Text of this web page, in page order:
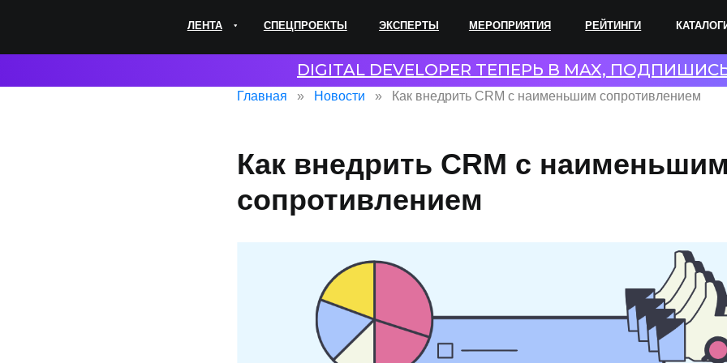
ЭКСПЕРТЫ КАТАЛОГИ
МЕРОПРИЯТИЯ
СПЕЦПРОЕКТЫ РЕЙТИНГИ
ЛЕНТА
DIGITAL DEVELOPER ТЕПЕРЬ В MAX,
Главная Новости Как внедрить CRM с наименьшим сопротивлением
Как внедрить CRM с наименьшим
сопротивлением